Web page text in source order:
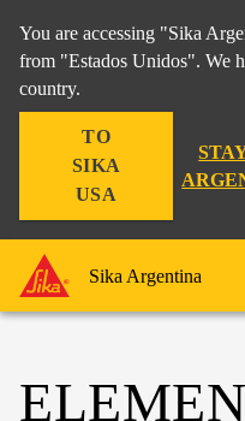
You are accessing "Sika
from "Estados Unidos". We
country.
TO
SIKA
USA
Sika Argentina